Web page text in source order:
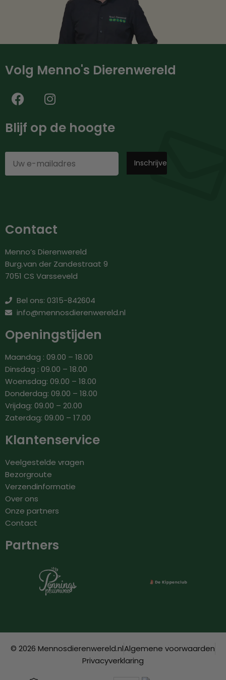
Volg Menno's Dierenwereld
Blijf op de hoogte
Contact
Menno’s Dierenwereld
Burg.van der Zandestraat 9
7051 CS Varsseveld
Bel ons: 0315-842604
info@mennosdierenwereld.nl
Openingstijden
Maandag : 09.00 – 18.00
Dinsdag : 09.00 – 18.00
Woensdag: 09.00 – 18.00
Donderdag: 09.00 – 18.00
Vrijdag: 09.00 – 20.00
Zaterdag: 09.00 – 17.00
Klantenservice
Veelgestelde vragen
Bezorgroute
Verzendinformatie
Over ons
Onze partners
Contact
Partners
© 2026 Mennosdierenwereld.nlAlgemene voorwaarden
Privacyverklaring